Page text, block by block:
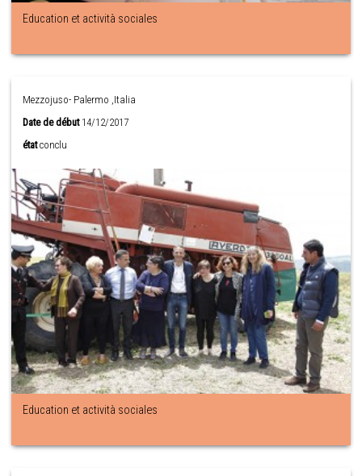
Education et actività sociales
Mezzojuso- Palermo ,Italia
Date de début14/12/2017
état conclu
Education et actività sociales